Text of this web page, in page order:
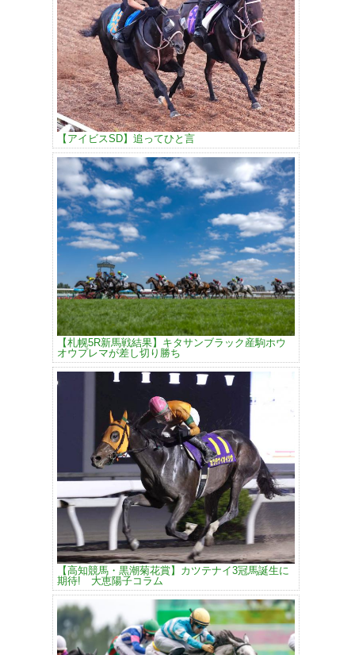
【アイビスSD】追ってひと言
【札幌5R新馬戦結果】キタサンブラック産駒ホウ
オウプレマが差し切り勝ち
【高知競馬・黒潮菊花賞】カツテナイ3冠馬誕生に
期待! 大恵陽子コラム